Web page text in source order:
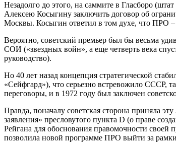
Незадолго до этого, на саммите в Гласборо
Алексею Косыгину заключить договор об
Москвы. Косыгин ответил в том духе, что ПРО –
Вероятно, советский премьер был бы весьма
СОИ («звездных войн», а еще четверть века
руководство).
Но 40 лет назад концепция стратегической
«Сейфгард»), что серьезно встревожило СССР,
переговоры, и в 1972 году был заключен
Правда, поначалу советская сторона приняла
заявления» пресловутого пункта D (о праве
Рейгана для обоснования правомочности
позволила новой программе ПРО выйти за